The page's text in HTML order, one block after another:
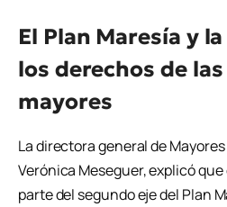
El Plan Maresía y
los derechos de
mayores
La directora general de
Verónica Meseguer, explicó
parte del segundo eje del Plan